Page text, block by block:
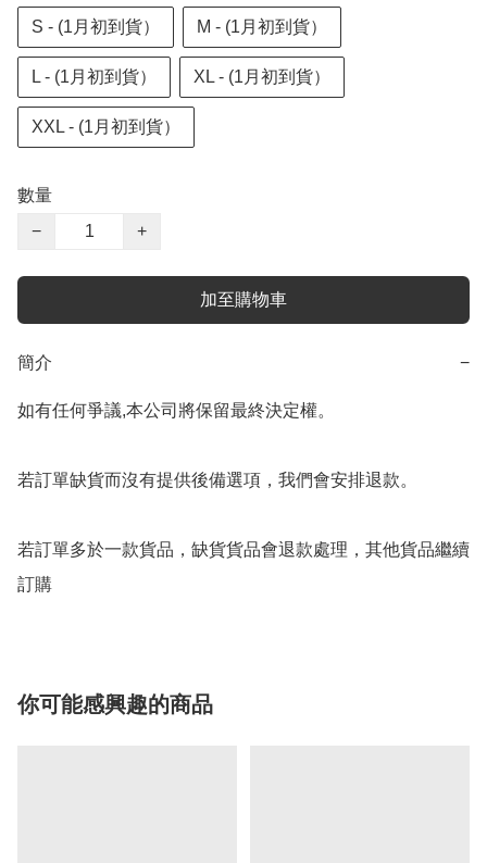
S - (1月初到貨） M - (1月初到貨）
L - (1月初到貨） XL - (1月初到貨）
XXL - (1月初到貨）
數量
−
+
加至購物車
簡介 −
如有任何爭議,本公司將保留最終決定權。
若訂單缺貨而沒有提供後備選項，我們會安排退款。
若訂單多於一款貨品，缺貨貨品會退款處理，其他貨品繼續
訂購
你可能感興趣的商品